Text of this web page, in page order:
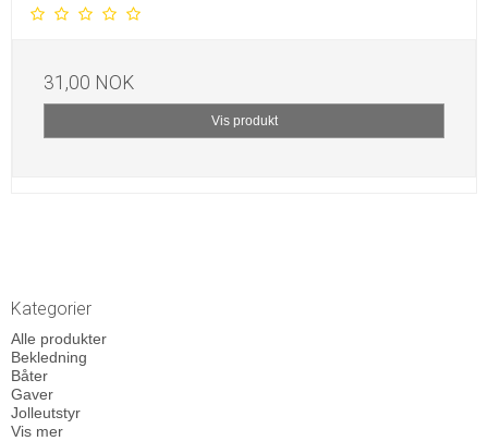
31,00 NOK
Vis produkt
Kategorier
Alle produkter
Bekledning
Båter
Gaver
Jolleutstyr
Vis mer